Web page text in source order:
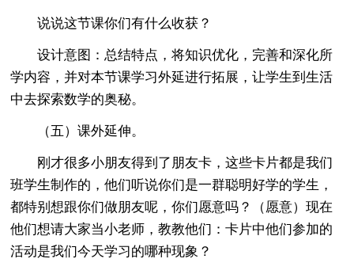
说说这节课你们有什么收获？
设计意图：总结特点，将知识优化，完善和深化所
学内容，并对本节课学习外延进行拓展，让学生到生活
中去探索数学的奥秘。
（五）课外延伸。
刚才很多小朋友得到了朋友卡，这些卡片都是我们
班学生制作的，他们听说你们是一群聪明好学的学生，
都特别想跟你们做朋友呢，你们愿意吗？（愿意）现在
他们想请大家当小老师，教教他们：卡片中他们参加的
活动是我们今天学习的哪种现象？